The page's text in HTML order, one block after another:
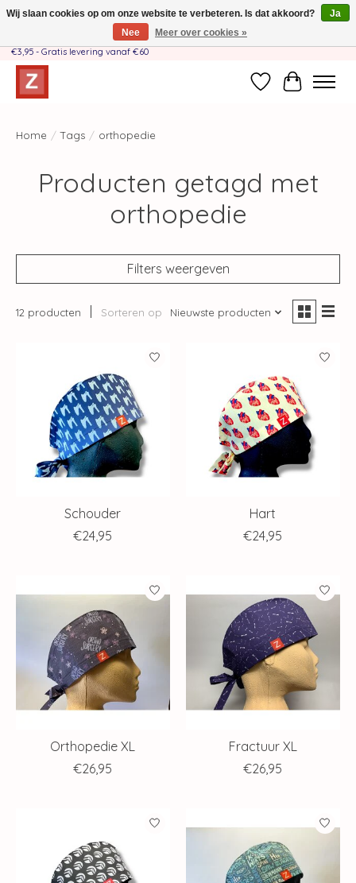
Handgemaakt door moeder-dochterteam❤️ - Verzendkosten BE & NL SLECHTS
€3,95 - Gratis levering vanaf €60
Verlanglijst
Home / Tags / orthopedie
Producten getagd met
orthopedie
Filters weergeven
12 producten Sorteren op Nieuwste producten
Schouder
€24,95
Hart
€24,95
Orthopedie XL
€26,95
Fractuur XL
€26,95
Wij slaan cookies op om onze website te verbeteren. Is dat akkoord?
Ja
Nee
Meer over cookies »